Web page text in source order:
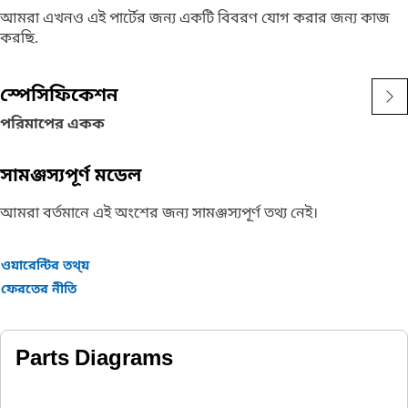
আমরা এখনও এই পার্টের জন্য একটি বিবরণ যোগ করার জন্য কাজ
করছি.
স্পেসিফিকেশন
পরিমাপের একক
সামঞ্জস্যপূর্ণ মডেল
আমরা বর্তমানে এই অংশের জন্য সামঞ্জস্যপূর্ণ তথ্য নেই।
ওয়ারেন্টির তথ্য়
ফেরতের নীতি
Parts Diagrams